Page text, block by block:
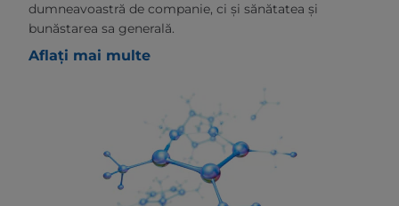
dumneavoastră de companie, ci și sănătatea și
bunăstarea sa generală.
Aflați mai multe